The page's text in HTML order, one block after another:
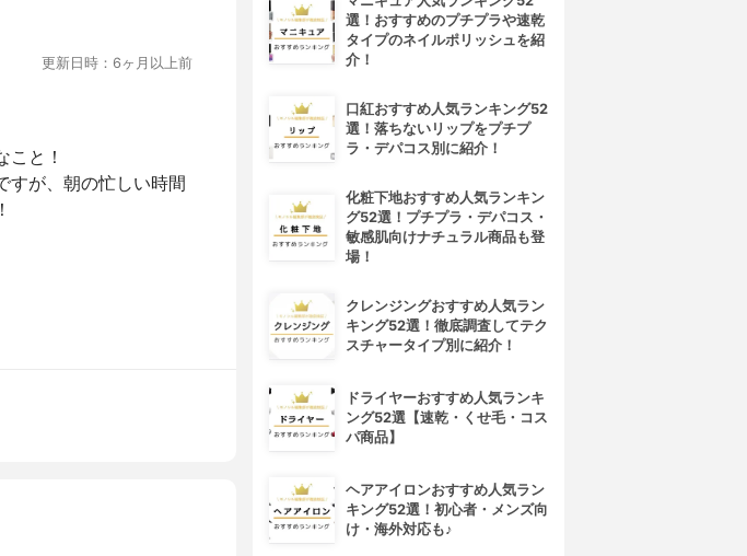
更新日時：6ヶ月以上前
と！
すが、朝の忙しい時間
選！おすすめのプチプラや速乾
タイプのネイルポリッシュを紹
介！
口紅おすすめ人気ランキング52
選！落ちないリップをプチプ
ラ・デパコス別に紹介！
化粧下地おすすめ人気ランキン
グ52選！プチプラ・デパコス・
敏感肌向けナチュラル商品も登
場！
クレンジングおすすめ人気ラン
キング52選！徹底調査してテク
スチャータイプ別に紹介！
ドライヤーおすすめ人気ランキ
ング52選【速乾・くせ毛・コス
パ商品】
ヘアアイロンおすすめ人気ラン
キング52選！初心者・メンズ向
け・海外対応も♪